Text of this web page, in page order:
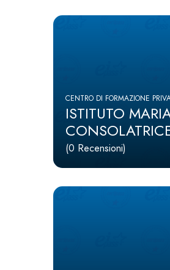
CENTRO DI FORMAZIONE
ISTITUTO
(0 Recensioni)